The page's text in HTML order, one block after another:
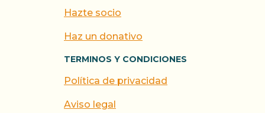
Hazte socio
Haz un donativo
TERMINOS Y CONDICIONES
Política de privacidad
Aviso legal